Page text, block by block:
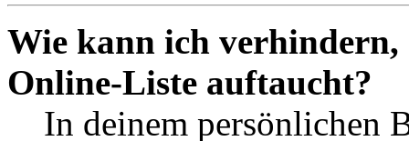
Wie kann ich verhindern,
Online-Liste auftaucht?
In deinem persönlichen